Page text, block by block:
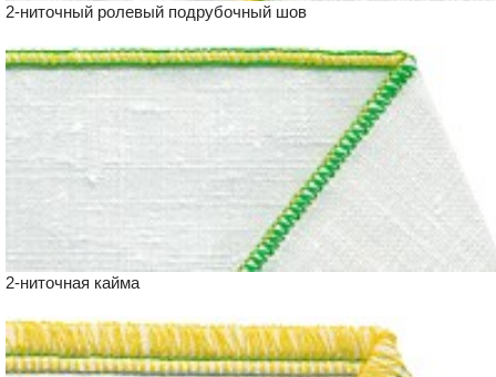
2-ниточный ролевый подрубочный шов
2-ниточная кайма